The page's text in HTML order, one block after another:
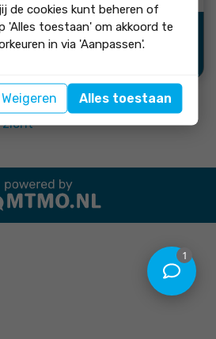
Bron:
de cookies kunt beheren of
'Alles toestaan' om akkoord te
in via 'Aanpassen'.
Weigeren Alles toestaan
1